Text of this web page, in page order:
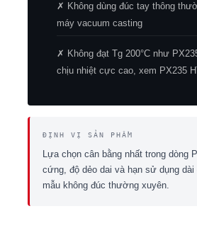
✗ Không dùng đúc tay thông
máy vacuum casting
✗ Không đạt Tg 200°C như
chịu nhiệt cực cao, xem PX235
ĐỊNH VỊ SẢN PHẨM
Lựa chọn cân bằng nhất trong dòng
cứng, độ dẻo dai và hạn sử dụng
mẫu không đúc thường xuyên.